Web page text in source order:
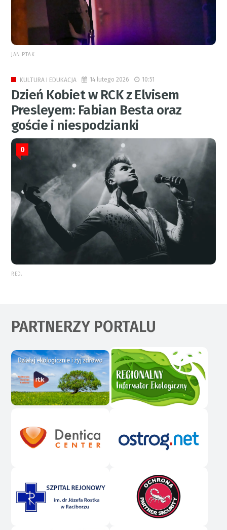
JAN PTAK
KULTURA I EDUKACJA 14 lutego 2026 10:51
Dzień Kobiet w RCK z Elvisem
Presleyem: Fabian Besta oraz
goście i niespodzianki
0
RED.
PARTNERZY PORTALU